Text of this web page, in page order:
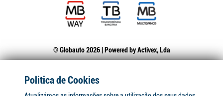
© Globauto 2026 | Powered byActivex, Lda
Politica de Cookies